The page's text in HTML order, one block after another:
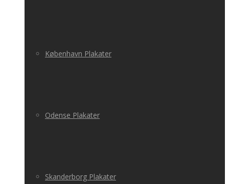
København Plakater
Odense Plakater
Skanderborg Plakater